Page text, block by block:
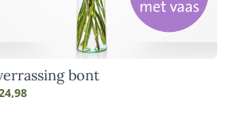
bont